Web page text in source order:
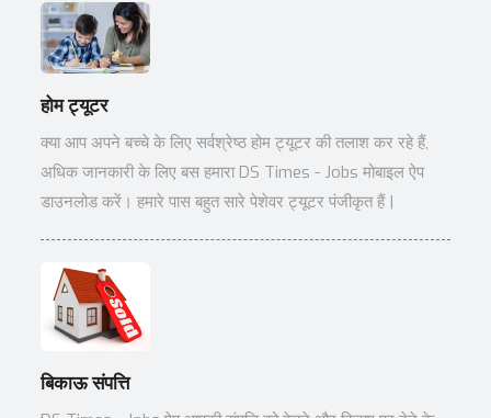
होम ट्यूटर
क्या आप अपने बच्चे के लिए सर्वश्रेष्ठ होम ट्यूटर की तलाश कर रहे हैं,
अधिक जानकारी के लिए बस हमारा DS Times - Jobs मोबाइल ऐप
डाउनलोड करें। हमारे पास बहुत सारे पेशेवर ट्यूटर पंजीकृत हैं |
बिकाऊ संपत्ति